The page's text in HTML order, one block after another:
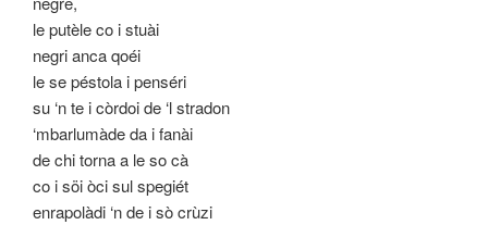
le putèle co i stuài
negri anca qoéi
le se péstola i penséri
su ‘n te i còrdoi de ‘l stradon
‘mbarlumàde da i fanài
de chi torna a le so cà
co i söi òci sul spegiét
enrapolàdi ‘n de i sò crùzi